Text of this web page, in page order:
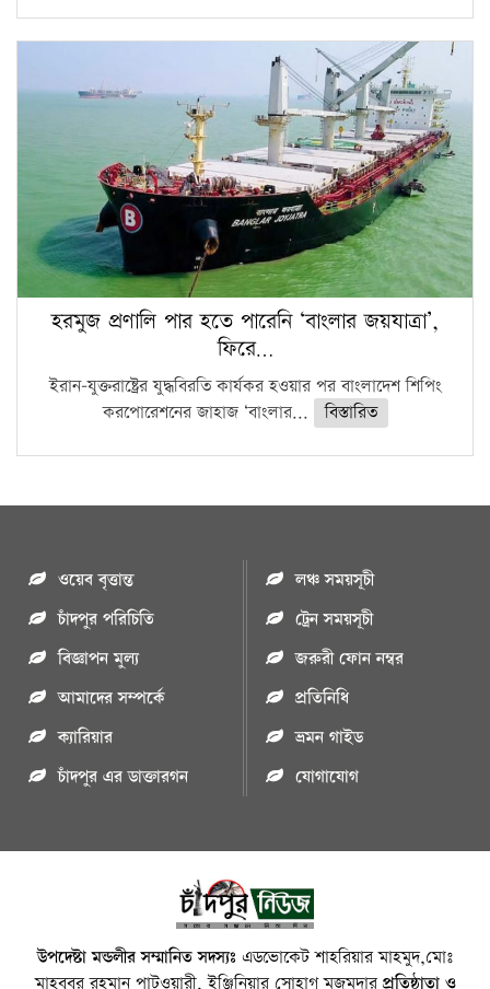
হরমুজ প্রণালি পার হতে পারেনি ‘বাংলার জয়যাত্রা’,
ফিরে…
ইরান-যুক্তরাষ্ট্রের যুদ্ধবিরতি কার্যকর হওয়ার পর বাংলাদেশ শিপিং
করপোরেশনের জাহাজ ‘বাংলার...
বিস্তারিত
ওয়েব বৃত্তান্ত
চাঁদপুর পরিচিতি
বিজ্ঞাপন মুল্য
আমাদের সম্পর্কে
ক্যারিয়ার
চাঁদপুর এর ডাক্তারগন
লঞ্চ সময়সূচী
ট্রেন সময়সূচী
জরুরী ফোন নম্বর
প্রতিনিধি
ভ্রমন গাইড
যোগাযোগ
উপদেষ্টা মন্ডলীর সম্মানিত সদস্যঃ এডভোকেট শাহরিয়ার মাহমুদ,মোঃ
মাহবুবুর রহমান পাটওয়ারী, ইঞ্জিনিয়ার সোহাগ মজুমদারপ্রতিষ্ঠাতা ও